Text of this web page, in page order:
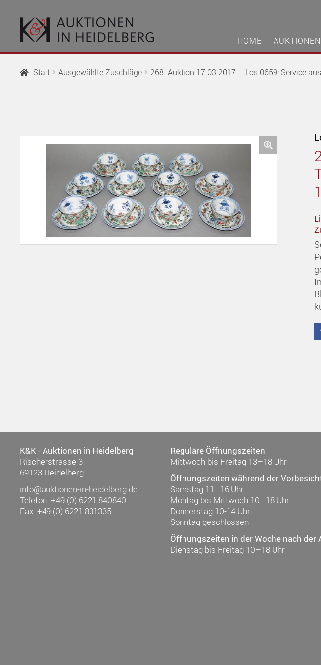
Navigation
springen
zum
Inhalt
HOME AUKTIONEN
Start Ausgewählte Zuschläge 268. Auktion 17.03.2017 – Los 0659: Service
K&K - Auktionen in Heidelberg
Rischerstrasse 3
69123 Heidelberg
info@auktionen-in-heidelberg.de
Telefon: +49 (0) 6221 840840
Fax: +49 (0) 6221 831335
Reguläre Öffnungszeiten
Mittwoch bis Freitag 13–18 Uhr
Öffnungszeiten während der
Samstag 11–16 Uhr
Montag bis Mittwoch 10–18 Uhr
Donnerstag 10-14 Uhr
Sonntag geschlossen
Öffnungszeiten in der Woche nach der
Dienstag bis Freitag 10–18 Uhr